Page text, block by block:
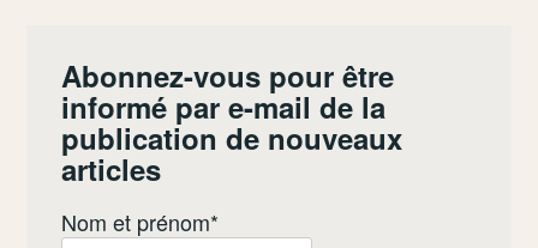
Abonnez-vous pour être
informé par e-mail de la
publication de nouveaux
articles
Nom et prénom*